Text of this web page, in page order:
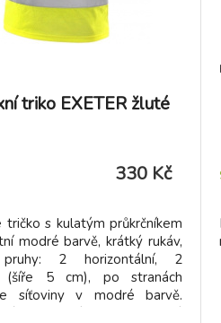
triko EXETER žluté
330 Kč
tričko s kulatým průkrčníkem
modré barvě, krátký rukáv,
2 horizontální, 2
(šíře 5 cm), po stranách
síťoviny v modré barvě.
použití: stavebnictví,